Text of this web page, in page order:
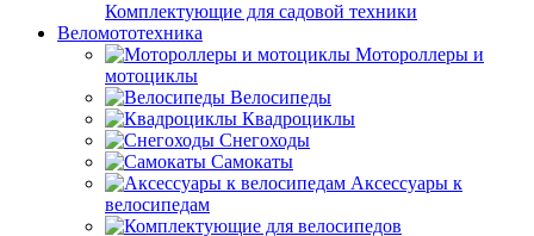
Комплектующие для садовой техники
Веломототехника
Мотороллеры и
мотоциклы
Велосипеды
Квадроциклы
Снегоходы
Самокаты
Аксессуары к
велосипедам